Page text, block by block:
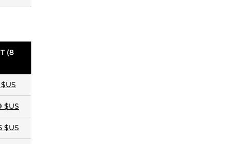
(8
$US
$US
$US